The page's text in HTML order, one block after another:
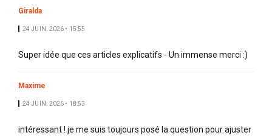
Giralda
24 JUIN. 2026 • 15:55
Super idée que ces articles explicatifs - Un immense merci :)
Maxime
24 JUIN. 2026 • 18:53
intéressant ! je me suis toujours posé la question pour ajuster